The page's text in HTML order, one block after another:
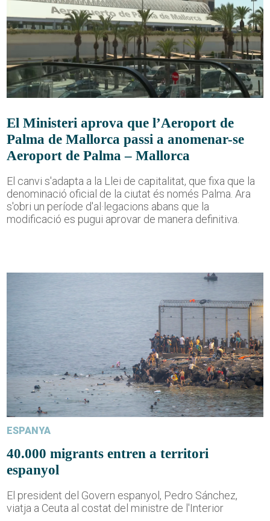
El Ministeri aprova que l’Aeroport de
Palma de Mallorca passi a anomenar-se
Aeroport de Palma – Mallorca
El canvi s'adapta a la Llei de capitalitat, que fixa que la
denominació oficial de la ciutat és només Palma. Ara
s'obri un període d'al·legacions abans que la
modificació es pugui aprovar de manera definitiva.
ESPANYA
40.000 migrants entren a territori
espanyol
El president del Govern espanyol, Pedro Sánchez,
viatja a Ceuta al costat del ministre de l'Interior